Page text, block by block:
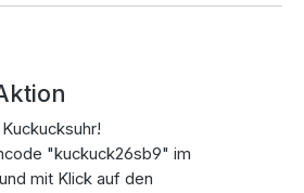
"kuckuck26sb9" im
mit Klick auf den